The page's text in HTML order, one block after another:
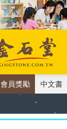
會員獎勵 中文書